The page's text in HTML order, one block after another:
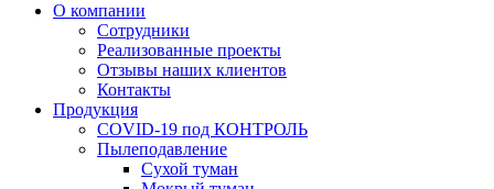
О компании
Сотрудники
Реализованные проекты
Отзывы наших клиентов
Контакты
Продукция
COVID-19 под КОНТРОЛЬ
Пылеподавление
Сухой туман